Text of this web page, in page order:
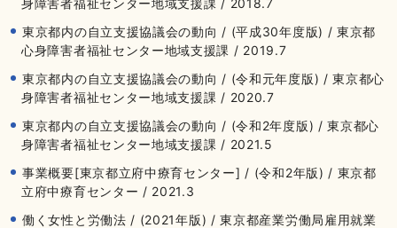
身障害者福祉センター地域支援課 / 2018.7
東京都内の自立支援協議会の動向 / (平成30年度版) / 東京都
心身障害者福祉センター地域支援課 / 2019.7
東京都内の自立支援協議会の動向 / (令和元年度版) / 東京都心
身障害者福祉センター地域支援課 / 2020.7
東京都内の自立支援協議会の動向 / (令和2年度版) / 東京都心
身障害者福祉センター地域支援課 / 2021.5
事業概要[東京都立府中療育センター] / (令和2年版) / 東京都
立府中療育センター / 2021.3
働く女性と労働法 / (2021年版) / 東京都産業労働局雇用就業